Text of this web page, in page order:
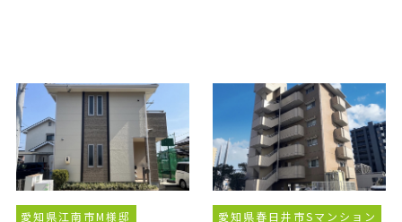
愛知県江南市M様邸 愛知県春日井市Sマンション